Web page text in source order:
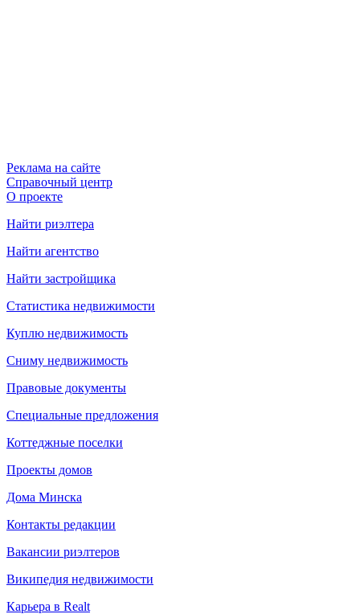
Реклама на сайте
Справочный центр
О проекте
Найти риэлтера
Найти агентство
Найти застройщика
Статистика недвижимости
Куплю недвижимость
Сниму недвижимость
Правовые документы
Специальные предложения
Коттеджные поселки
Проекты домов
Дома Минска
Контакты редакции
Вакансии риэлтеров
Википедия недвижимости
Карьера в Realt